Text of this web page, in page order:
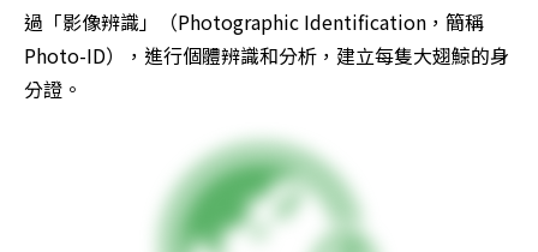
過「影像辨識」（Photographic Identification，簡稱
Photo-ID），進行個體辨識和分析，建立每隻大翅鯨的身
分證。